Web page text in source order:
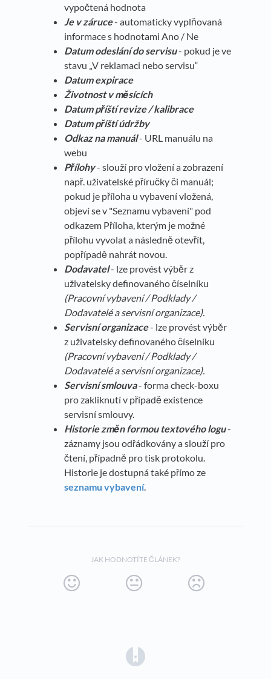
vypočtená hodnota
Je v záruce- automaticky vyplňovaná
informace s hodnotami Ano / Ne
Datum odeslání do servisu- pokud je ve
stavu „V reklamaci nebo servisu“
Datum expirace
Životnost v měsících
Datum příští revize / kalibrace
Datum příští údržby
Odkaz na manuál- URL manuálu na
webu
Přílohy- slouží pro vložení a zobrazení
např. uživatelské příručky či manuál;
pokud je příloha u vybavení vložená,
objeví se v "Seznamu vybavení" pod
odkazem Příloha, kterým je možné
přílohu vyvolat a následně otevřít,
popřípadě nahrát novou.
Dodavatel- lze provést výběr z
uživatelsky definovaného číselníku
(Pracovní vybavení / Podklady /
Dodavatelé a servisní organizace).
Servisní organizace- lze provést výběr
z uživatelsky definovaného číselníku
(Pracovní vybavení / Podklady /
Dodavatelé a servisní organizace).
Servisní smlouva- forma check-boxu
pro zakliknutí v případě existence
servisní smlouvy.
Historie změn formou textového logu-
záznamy jsou odřádkovány a slouží pro
čtení, případně pro tisk protokolu.
Historie je dostupná také přímo ze
seznamu vybavení.
JAK HODNOTÍTE ČLÁNEK?